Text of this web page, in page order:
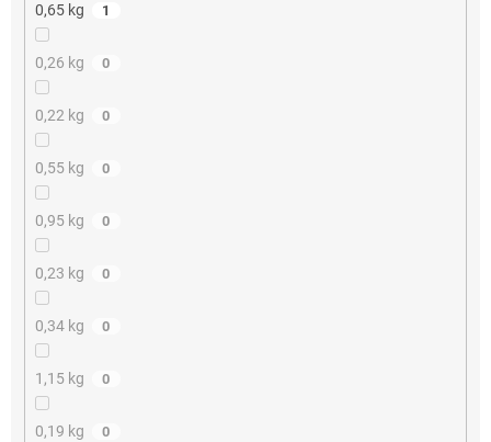
0,65 kg 1
0,26 kg 0
0,22 kg 0
0,55 kg 0
0,95 kg 0
0,23 kg 0
0,34 kg 0
1,15 kg 0
0,19 kg 0